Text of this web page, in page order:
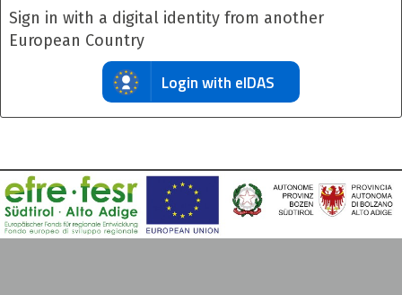
Sign in with a digital identity from another
European Country
Login with eIDAS